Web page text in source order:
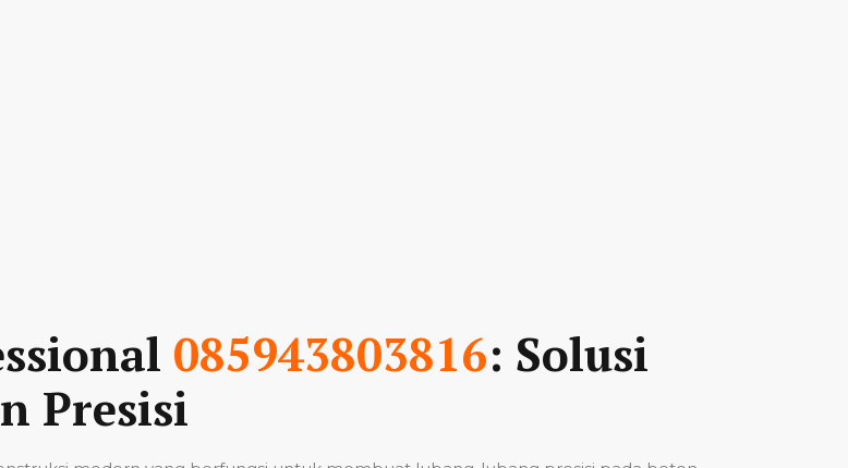
085943803816: Solusi
Presisi